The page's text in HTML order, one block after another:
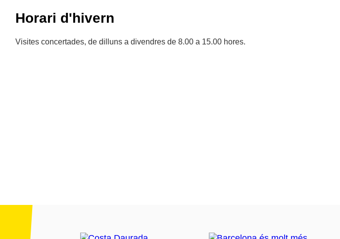
Horari d'hivern
Visites concertades, de dilluns a divendres de 8.00 a 15.00 hores.